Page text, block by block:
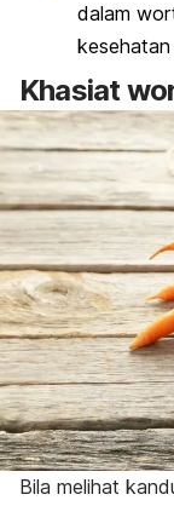
dalam
Khasiat
Bila melihat